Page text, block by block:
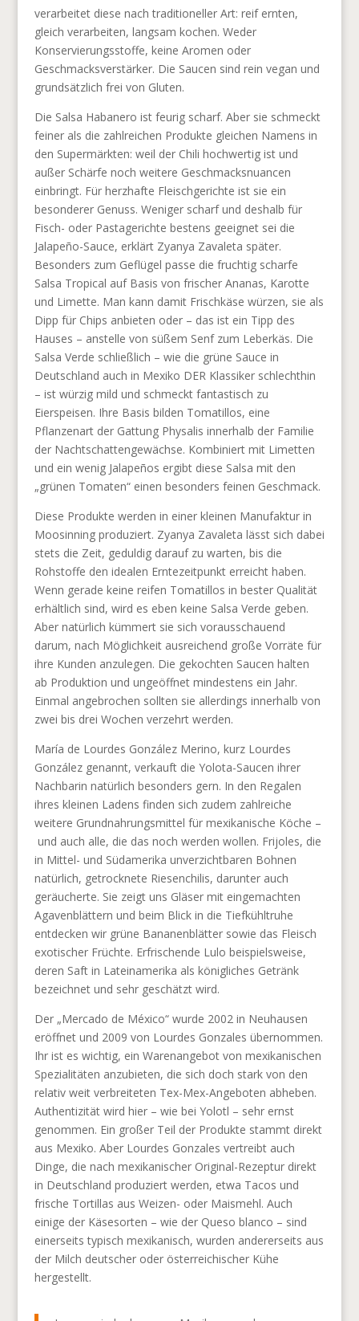
verarbeitet diese nach traditioneller Art: reif ernten,
gleich verarbeiten, langsam kochen. Weder
Konservierungsstoffe, keine Aromen oder
Geschmacksverstärker. Die Saucen sind rein vegan und
grundsätzlich frei von Gluten.
Die Salsa Habanero ist feurig scharf. Aber sie schmeckt
feiner als die zahlreichen Produkte gleichen Namens in
den Supermärkten: weil der Chili hochwertig ist und
außer Schärfe noch weitere Geschmacksnuancen
einbringt. Für herzhafte Fleischgerichte ist sie ein
besonderer Genuss. Weniger scharf und deshalb für
Fisch- oder Pastagerichte bestens geeignet sei die
Jalapeño-Sauce, erklärt Zyanya Zavaleta später.
Besonders zum Geflügel passe die fruchtig scharfe
Salsa Tropical auf Basis von frischer Ananas, Karotte
und Limette. Man kann damit Frischkäse würzen, sie als
Dipp für Chips anbieten oder – das ist ein Tipp des
Hauses – anstelle von süßem Senf zum Leberkäs. Die
Salsa Verde schließlich – wie die grüne Sauce in
Deutschland auch in Mexiko DER Klassiker schlechthin
– ist würzig mild und schmeckt fantastisch zu
Eierspeisen. Ihre Basis bilden Tomatillos, eine
Pflanzenart der Gattung Physalis innerhalb der Familie
der Nachtschattengewächse. Kombiniert mit Limetten
und ein wenig Jalapeños ergibt diese Salsa mit den
„grünen Tomaten“ einen besonders feinen Geschmack.
Diese Produkte werden in einer kleinen Manufaktur in
Moosinning produziert. Zyanya Zavaleta lässt sich dabei
stets die Zeit, geduldig darauf zu warten, bis die
Rohstoffe den idealen Erntezeitpunkt erreicht haben.
Wenn gerade keine reifen Tomatillos in bester Qualität
erhältlich sind, wird es eben keine Salsa Verde geben.
Aber natürlich kümmert sie sich vorausschauend
darum, nach Möglichkeit ausreichend große Vorräte für
ihre Kunden anzulegen. Die gekochten Saucen halten
ab Produktion und ungeöffnet mindestens ein Jahr.
Einmal angebrochen sollten sie allerdings innerhalb von
zwei bis drei Wochen verzehrt werden.
María de Lourdes González Merino, kurz Lourdes
González genannt, verkauft die Yolota-Saucen ihrer
Nachbarin natürlich besonders gern. In den Regalen
ihres kleinen Ladens finden sich zudem zahlreiche
weitere Grundnahrungsmittel für mexikanische Köche –
und auch alle, die das noch werden wollen. Frijoles, die
in Mittel- und Südamerika unverzichtbaren Bohnen
natürlich, getrocknete Riesenchilis, darunter auch
geräucherte. Sie zeigt uns Gläser mit eingemachten
Agavenblättern und beim Blick in die Tiefkühltruhe
entdecken wir grüne Bananenblätter sowie das Fleisch
exotischer Früchte. Erfrischende Lulo beispielsweise,
deren Saft in Lateinamerika als königliches Getränk
bezeichnet und sehr geschätzt wird.
Der „Mercado de México“ wurde 2002 in Neuhausen
eröffnet und 2009 von Lourdes Gonzales übernommen.
Ihr ist es wichtig, ein Warenangebot von mexikanischen
Spezialitäten anzubieten, die sich doch stark von den
relativ weit verbreiteten Tex-Mex-Angeboten abheben.
Authentizität wird hier – wie bei Yolotl – sehr ernst
genommen. Ein großer Teil der Produkte stammt direkt
aus Mexiko. Aber Lourdes Gonzales vertreibt auch
Dinge, die nach mexikanischer Original-Rezeptur direkt
in Deutschland produziert werden, etwa Tacos und
frische Tortillas aus Weizen- oder Maismehl. Auch
einige der Käsesorten – wie der Queso blanco – sind
einerseits typisch mexikanisch, wurden andererseits aus
der Milch deutscher oder österreichischer Kühe
hergestellt.